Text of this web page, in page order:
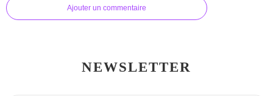
Ajouter un commentaire
NEWSLETTER